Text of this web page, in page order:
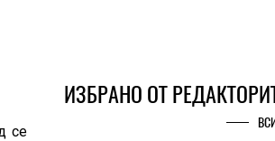
се
ИЗБРАНО ОТ